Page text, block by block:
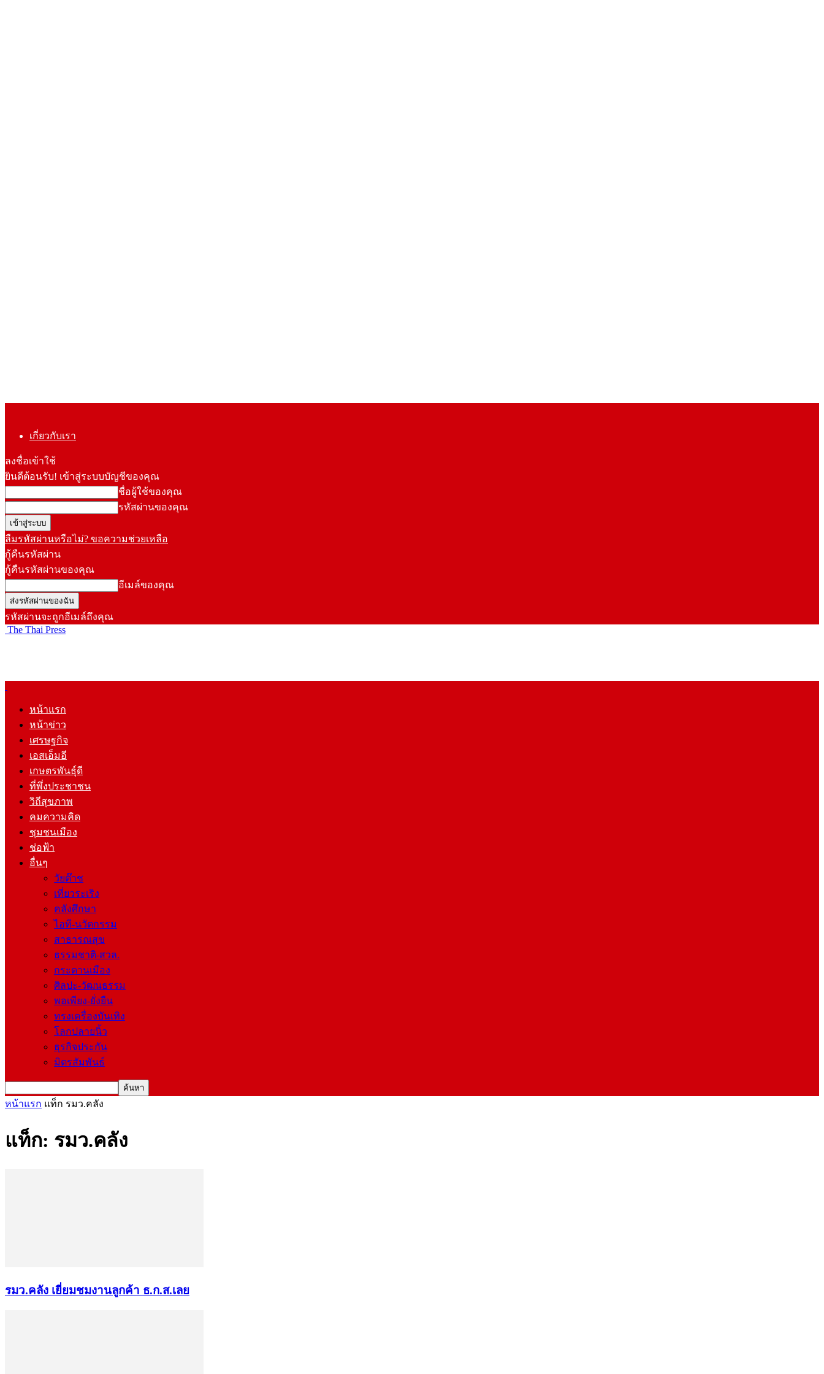
เกี่ยวกับเรา
ลงชื่อเข้าใช้
ยินดีต้อนรับ! เข้าสู่ระบบบัญชีของคุณ
ชื่อผู้ใช้ของคุณ
รหัสผ่านของคุณ
ลืมรหัสผ่านหรือไม่? ขอความช่วยเหลือ
กู้คืนรหัสผ่าน
กู้คืนรหัสผ่านของคุณ
อีเมล์ของคุณ
รหัสผ่านจะถูกอีเมล์ถึงคุณ
The Thai Press
หน้าแรก
หน้าข่าว
เศรษฐกิจ
เอสเอ็มอี
เกษตรพันธุ์ดี
ที่พึ่งประชาชน
วิถีสุขภาพ
คมความคิด
ชุมชนเมือง
ช่อฟ้า
อื่นๆ
วัยต๊าช
เที่ยวระเริง
คลังศึกษา
ไอที-นวัตกรรม
สาธารณสุข
ธรรมชาติ-สวล.
กระดานเมือง
ศิลปะ-วัฒนธรรม
พอเพียง-ยั่งยืน
ทรงเครื่องบันเทิง
โลกปลายนิ้ว
ธุรกิจประกัน
มิตรสัมพันธ์
หน้าแรก แท็ก รมว.คลัง
แท็ก: รมว.คลัง
รมว.คลัง เยี่ยมชมงานลูกค้า ธ.ก.ส.เลย